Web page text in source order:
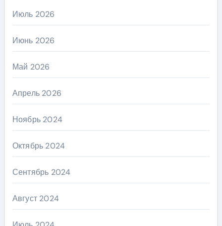
Июль 2026
Июнь 2026
Май 2026
Апрель 2026
Ноябрь 2024
Октябрь 2024
Сентябрь 2024
Август 2024